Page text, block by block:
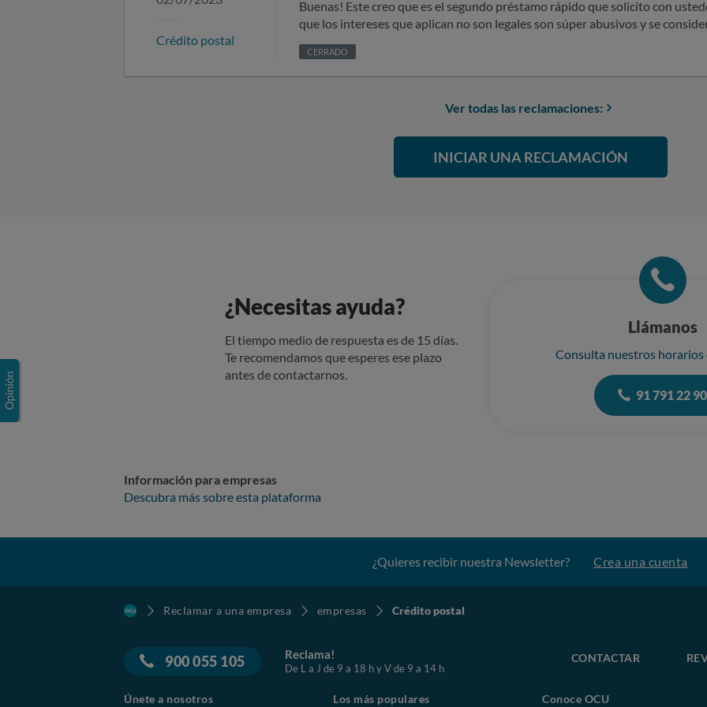
Crédito postal
Buenas! Este creo que es el segundo préstamo rápido que solicito con
que los intereses que aplican no son legales son súper abusivos y se
intereses que la cantidad solicitada y en este último de 1000€ me piden en
2000€, en España eso es ilegal no se pueden pedir esos intereses y menos
intereses legales no los que me están aplicando, espero no tener que llegar
CERRADO
Ver todas las reclamaciones:
INICIAR UNA RECLAMACIÓN
¿Necesitas ayuda?
El tiempo medio de respuesta es de 15 días.
Te recomendamos que esperes ese plazo
antes de contactarnos.
Llámanos
Consulta nuestros horarios
91 791 22 90
Información para empresas
Descubra más sobre esta plataforma
¿Quieres recibir nuestra Newsletter? Crea una cuenta
Reclamar a una empresa empresas Crédito postal
900 055 105 Reclama!
De L a J de 9 a 18 h y V de 9 a 14 h
CONTACTAR
Únete a nosotros Los más populares Conoce OCU